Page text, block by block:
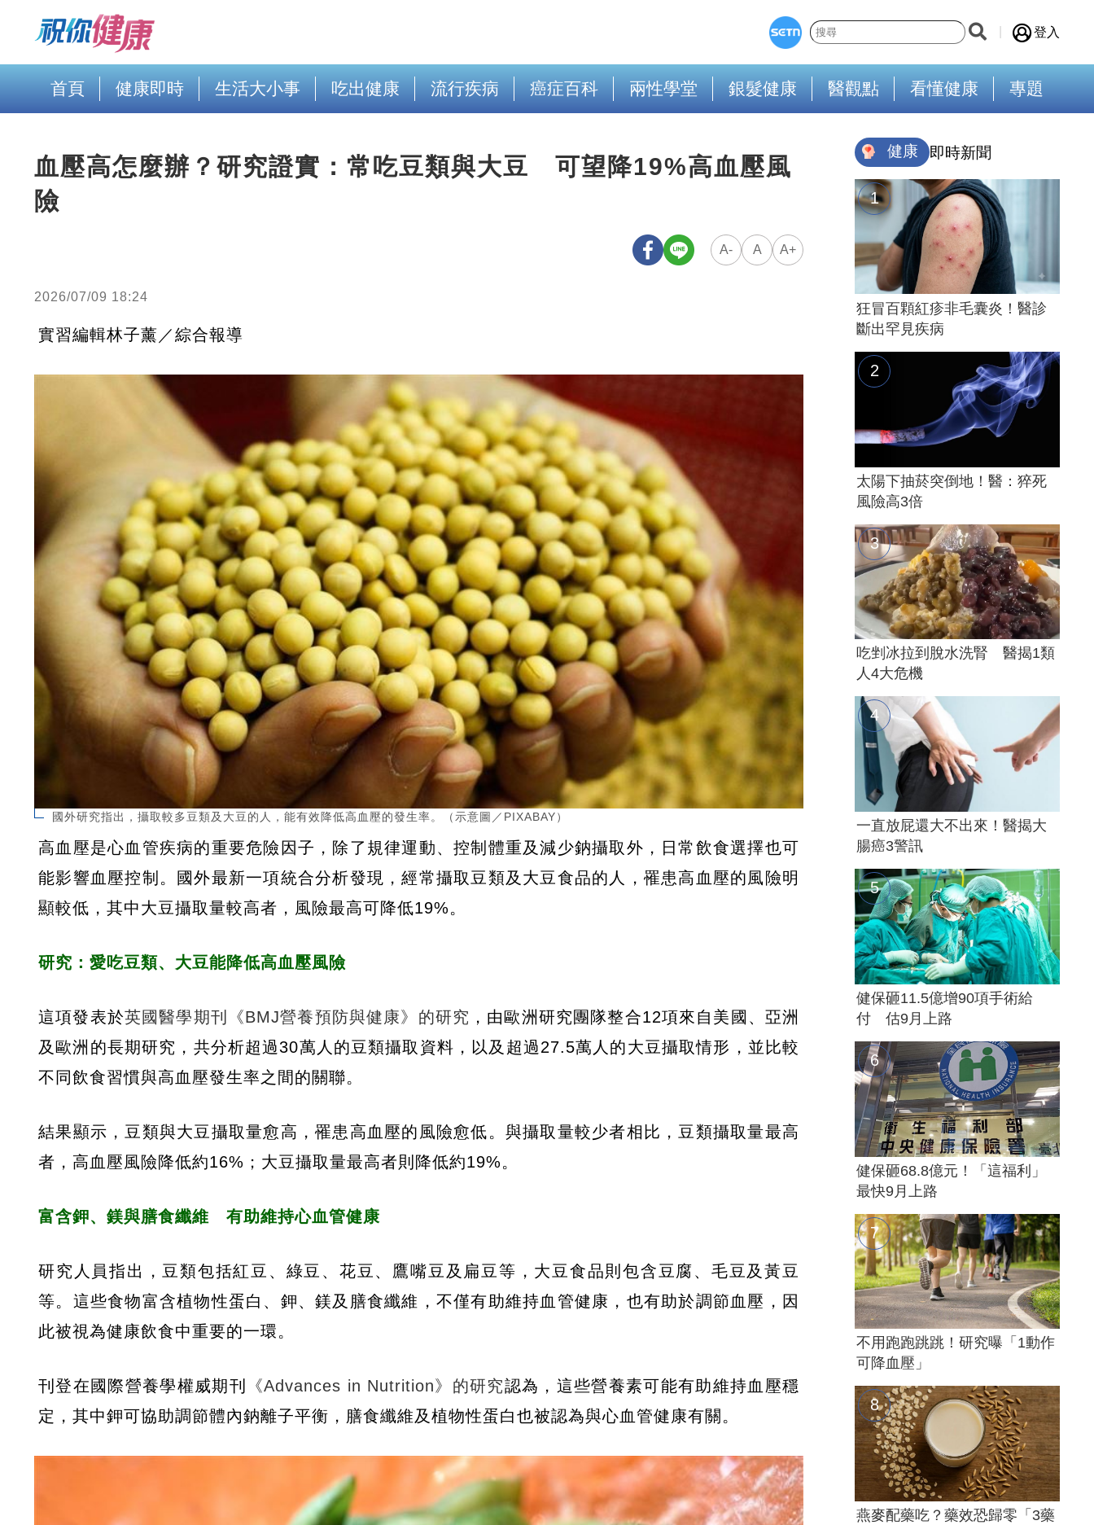
登入
首頁 健康即時 生活大小事 吃出健康 流行疾病 癌症百科 兩性學堂 銀髮健康 醫觀點 看懂健康 專題
血壓高怎麼辦？研究證實：常吃豆類與大豆 可望降19%高血壓風
險
A- A A+
2026/07/09 18:24
實習編輯林子薰／綜合報導
國外研究指出，攝取較多豆類及大豆的人，能有效降低高血壓的發生率。（示意圖／PIXABAY）
高血壓是心血管疾病的重要危險因子，除了規律運動、控制體重及減少鈉攝取外，日常飲食選擇也可
能影響血壓控制。國外最新一項統合分析發現，經常攝取豆類及大豆食品的人，罹患高血壓的風險明
顯較低，其中大豆攝取量較高者，風險最高可降低19%。
研究：愛吃豆類、大豆能降低高血壓風險
這項發表於英國醫學期刊《BMJ營養預防與健康》的研究 ，由歐洲研究團隊整合12項來自美國、亞洲
及歐洲的長期研究，共分析超過30萬人的豆類攝取資料，以及超過27.5萬人的大豆攝取情形，並比較
不同飲食習慣與高血壓發生率之間的關聯。
結果顯示，豆類與大豆攝取量愈高，罹患高血壓的風險愈低。與攝取量較少者相比，豆類攝取量最高
者，高血壓風險降低約16%；大豆攝取量最高者則降低約19%。
富含鉀、鎂與膳食纖維 有助維持心血管健康
研究人員指出，豆類包括紅豆、綠豆、花豆、鷹嘴豆及扁豆等，大豆食品則包含豆腐、毛豆及黃豆
等。這些食物富含植物性蛋白、鉀、鎂及膳食纖維，不僅有助維持血管健康，也有助於調節血壓，因
此被視為健康飲食中重要的一環。
刊登在國際營養學權威期刊 《Advances in Nutrition》的研究認為，這些營養素可能有助維持血壓穩
定，其中鉀可協助調節體內鈉離子平衡，膳食纖維及植物性蛋白也被認為與心血管健康有關。
健康 即時新聞
狂冒百顆紅疹非毛囊炎！醫診
斷出罕見疾病
太陽下抽菸突倒地！醫：猝死
風險高3倍
吃剉冰拉到脫水洗腎 醫揭1類
人4大危機
一直放屁還大不出來！醫揭大
腸癌3警訊
健保砸11.5億增90項手術給
付 估9月上路
健保砸68.8億元！「這福利」
最快9月上路
不用跑跑跳跳！研究曝「1動作
可降血壓」
燕麥配藥吃？藥效恐歸零「3藥